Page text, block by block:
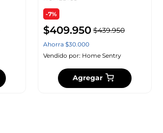
-7%
$409.950 $439.950
Ahorra $30.000
Vendido por: Home Sentry
Agregar